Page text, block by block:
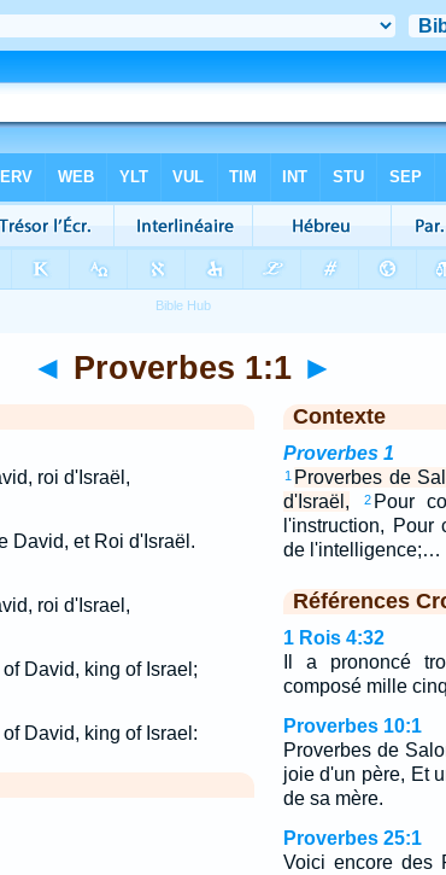
◄ Proverbes 1:1 ►
roi d'Israël,
David, et Roi d'Israël.
roi d'Israel,
David, king of Israel;
David, king of Israel:
Contexte
Proverbes 1
1 Proverbes de
d'Israël,
2 Pour
l'instruction, Pour
de l'intelligence;…
Références
1 Rois 4:32
Il a prononcé
composé mille
Proverbes 10:1
Proverbes de
joie d'un père, Et
de sa mère.
Proverbes 25:1
Voici encore des